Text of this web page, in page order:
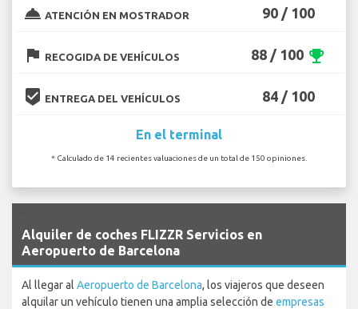
room_service ATENCIÓN EN MOSTRADOR 90 / 100
flag RECOGIDA DE VEHÍCULOS 88 / 100 emoji_events
beenhere ENTREGA DEL VEHÍCULOS 84 / 100
En el terminal
* Calculado de 14 recientes valuaciones de un total de 150 opiniones.
Alquiler de coches FLIZZR Servicios en
Aeropuerto de Barcelona
Al llegar al Aeropuerto de Barcelona, los viajeros que deseen
alquilar un vehículo tienen una amplia selección de empresas